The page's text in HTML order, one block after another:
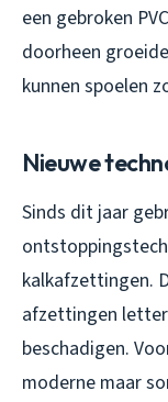
een gebroken
doorheen
kunnen spoelen
Nieuwe
Sinds dit jaar
kalkafzettingen.
afzettingen
beschadigen.
moderne maar